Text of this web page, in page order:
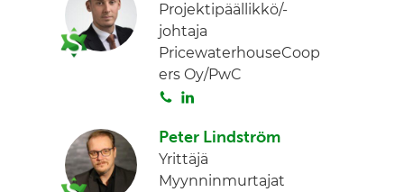
t
a
k
e
d
I
Projektipäällikkö/-
johtaja
PricewaterhouseCoop
ers Oy/PwC
S
i
t
a
n
k
e
Peter Lindström
Yrittäjä
Myynninmurtajat